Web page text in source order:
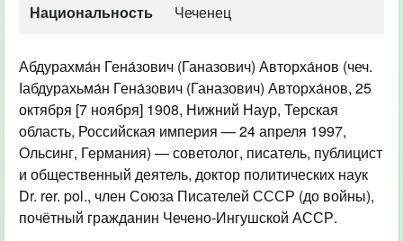
Национальность Чеченец
Абдурахма́н Гена́зович (Ганазович) Авторха́нов (чеч.
Ӏабдурахьма́н Гена́зович (Ганазович) Авторха́нов, 25
октября [7 ноября] 1908, Нижний Наур, Терская
область, Российская империя — 24 апреля 1997,
Ольсинг, Германия) — советолог, писатель, публицист
и общественный деятель, доктор политических наук
Dr. rer. pol., член Союза Писателей СССР (до войны),
почётный гражданин Чечено-Ингушской АССР.